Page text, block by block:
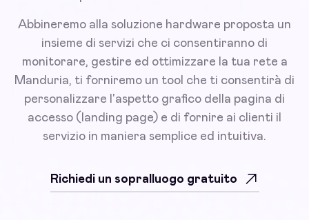
Abbineremo alla soluzione hardware proposta un
insieme di servizi che ci consentiranno di
monitorare, gestire ed ottimizzare la tua rete a
Manduria, ti forniremo un tool che ti consentirà di
personalizzare l'aspetto grafico della pagina di
accesso (landing page) e di fornire ai clienti il
servizio in maniera semplice ed intuitiva.
Richiedi un sopralluogo gratuito